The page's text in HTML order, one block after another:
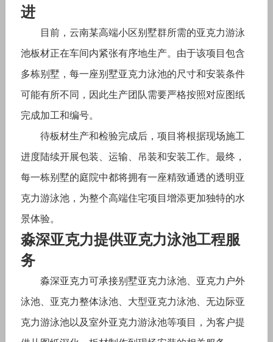
进
目前，云南某高端小区别墅群所需的亚克力游泳
池板材正在车间内紧张有序地生产。由于该项目包含
多栋别墅，每一座别墅亚克力泳池的尺寸和安装条件
可能有所不同，因此生产团队需要严格按照对应图纸
完成加工和编号。
待板材生产和检验完成后，项目将根据现场施工
进度陆续开展包装、运输、吊装和安装工作。最终，
每一栋别墅的庭院中都将拥有一座精致通透的透明亚
克力游泳池，为整个高端住宅项目增添更加独特的水
景体验。
淼深亚克力提供亚克力泳池工程服
务
淼深亚克力可承接别墅亚克力泳池、亚克力户外
泳池、亚克力整体泳池、大型亚克力泳池、无边际亚
克力游泳池以及室外亚克力游泳池等项目，为客户提